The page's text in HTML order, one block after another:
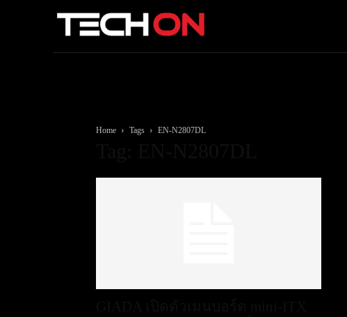
Home Tags EN-N2807DL